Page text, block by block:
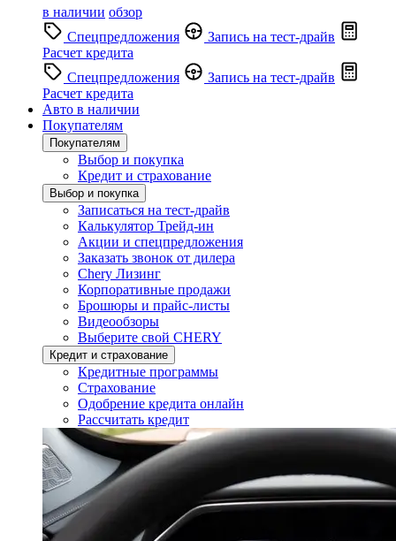
в наличии обзор
Спецпредложения
Запись на тест-драйв
Расчет кредита
Спецпредложения
Запись на тест-драйв
Расчет кредита
Авто в наличии
Покупателям
Покупателям
Выбор и покупка
Кредит и страхование
Выбор и покупка
Записаться на тест-драйв
Калькулятор Трейд-ин
Акции и спецпредложения
Заказать звонок от дилера
Chery Лизинг
Корпоративные продажи
Брошюры и прайс-листы
Видеообзоры
Выберите свой CHERY
Кредит и страхование
Кредитные программы
Страхование
Одобрение кредита онлайн
Рассчитать кредит